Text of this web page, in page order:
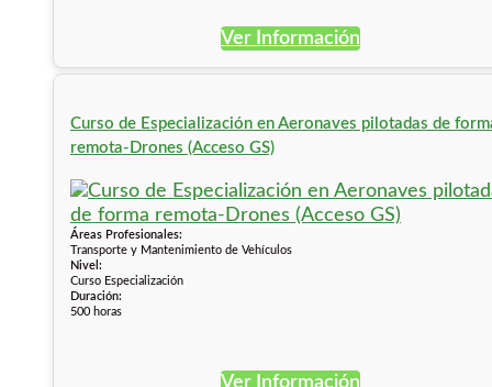
Ver Información
Curso de Especialización en Aeronaves pilotadas de
remota-Drones (Acceso GS)
Áreas Profesionales:
Transporte y Mantenimiento de Vehículos
Nivel:
Curso Especialización
Duración:
500 horas
Ver Información